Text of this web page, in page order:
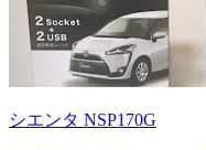
シエンタ NSP170G